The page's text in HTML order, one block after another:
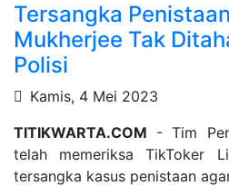
Tersangka
Mukherjee Tak
Polisi
Kamis, 4 Mei 2023
TITIKWARTA.COM - Tim
telah memeriksa TikToker
tersangka kasus penistaan